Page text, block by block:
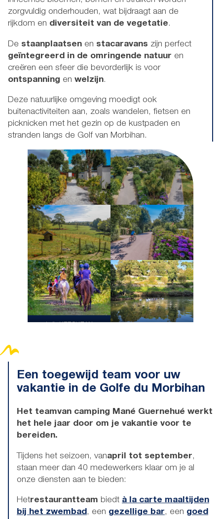
zorgvuldig onderhouden, wat bijdraagt aan de
rijkdom en diversiteit van de vegetatie.
De staanplaatsen en stacaravans zijn perfect
geïntegreerd in de omringende natuur en
creëren een sfeer die bevorderlijk is voor
ontspanning en welzijn.
Deze natuurlijke omgeving moedigt ook
buitenactiviteiten aan, zoals wandelen, fietsen en
picknicken met het gezin op de kustpaden en
stranden langs de Golf van Morbihan.
Een toegewijd team voor uw
vakantie in de Golfe du Morbihan
Het teamvan camping Mané Guernehué werkt
het hele jaar door om je vakantie voor te
bereiden.
Tijdens het seizoen, vanapril tot september,
staan meer dan 40 medewerkers klaar om je al
onze diensten aan te bieden:
Hetrestaurantteam biedt à la carte maaltijden
bij het zwembad, een gezellige bar, een goed